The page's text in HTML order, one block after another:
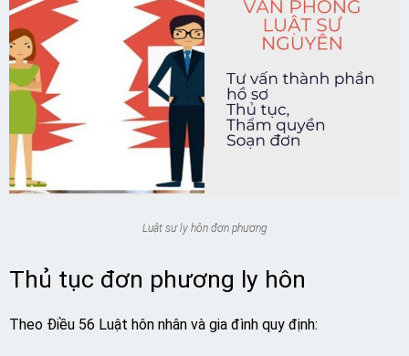
Luật sư ly hôn đơn phương
Thủ tục đơn phương ly hôn
Theo Điều 56 Luật hôn nhân và gia đình quy định: